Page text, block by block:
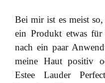
Bei mir ist es meist
ein Produkt etwas
nach ein paar
meine Haut positiv
Estee Lauder